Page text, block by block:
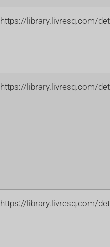
https://library.livresq.com/
https://library.livresq.com/
https://library.livresq.com/